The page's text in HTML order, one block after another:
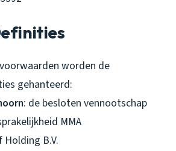
worden de
gehanteerd:
: de besloten vennootschap
MMA
B.V.